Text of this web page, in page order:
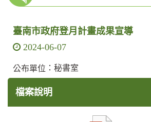
臺南市政府登月計畫成果宣導
2024-06-07
公布單位 ：秘書室
檔案說明